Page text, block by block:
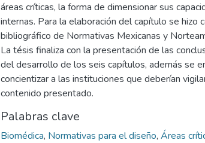
áreas críticas, la forma de dimensionar sus
internas. Para la elaboración del capítulo se hizo
bibliográfico de Normativas Mexicanas y
La tésis finaliza con la presentación de las
del desarrollo de los seis capítulos, además se
concientizar a las instituciones que deberían
contenido presentado.
Palabras clave
Biomédica, Normativas para el diseño, Áreas